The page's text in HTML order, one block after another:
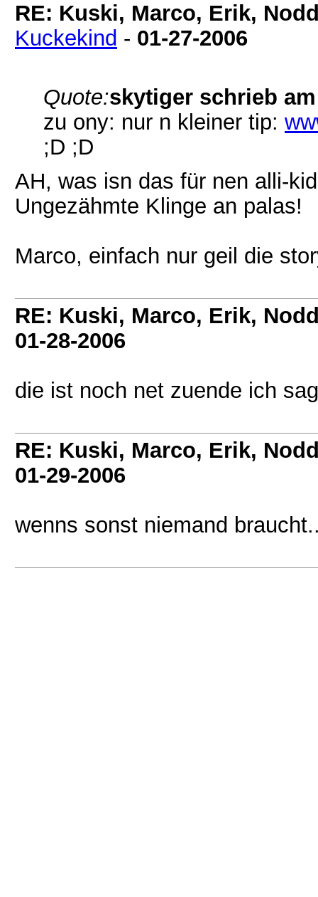
RE: Kuski, Marco, Erik,
Kuckekind - 01-27-2006
Quote:skytiger schrieb am
zu ony: nur n kleiner tip:
;D ;D
AH, was isn das für nen alli-
Ungezähmte Klinge an palas!
Marco, einfach nur geil die
RE: Kuski, Marco, Erik,
01-28-2006
die ist noch net zuende ich
RE: Kuski, Marco, Erik,
01-29-2006
wenns sonst niemand